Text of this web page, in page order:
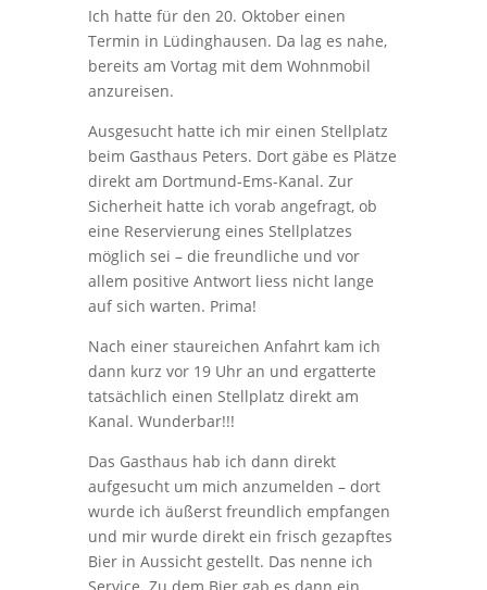
Ich hatte für den 20. Oktober einen
Termin in Lüdinghausen. Da lag es nahe,
bereits am Vortag mit dem Wohnmobil
anzureisen.
Ausgesucht hatte ich mir einen Stellplatz
beim Gasthaus Peters. Dort gäbe es Plätze
direkt am Dortmund-Ems-Kanal. Zur
Sicherheit hatte ich vorab angefragt, ob
eine Reservierung eines Stellplatzes
möglich sei – die freundliche und vor
allem positive Antwort liess nicht lange
auf sich warten. Prima!
Nach einer staureichen Anfahrt kam ich
dann kurz vor 19 Uhr an und ergatterte
tatsächlich einen Stellplatz direkt am
Kanal. Wunderbar!!!
Das Gasthaus hab ich dann direkt
aufgesucht um mich anzumelden – dort
wurde ich äußerst freundlich empfangen
und mir wurde direkt ein frisch gezapftes
Bier in Aussicht gestellt. Das nenne ich